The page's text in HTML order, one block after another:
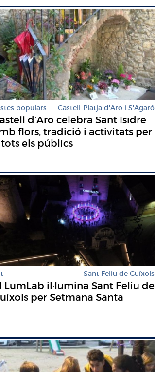
populars Castell-Platja d'Aro i S'Agaró
d’Aro celebra Sant Isidre
flors, tradició i activitats per
els públics
Sant Feliu de Guíxols
LumLab il·lumina Sant Feliu de
per Setmana Santa